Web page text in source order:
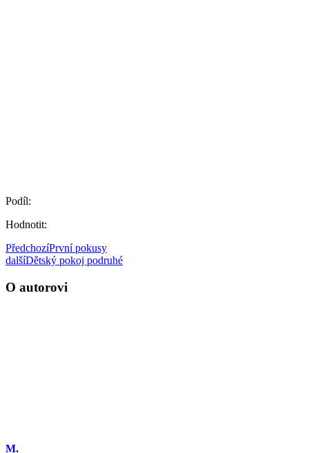
Podíl:
Hodnotit:
PředchozíPrvní pokusy
dalšíDětský pokoj podruhé
O autorovi
M.